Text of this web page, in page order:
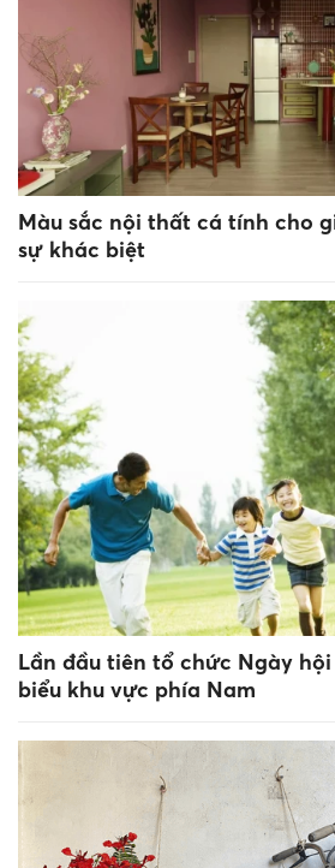
Màu sắc nội thất cá tính cho
sự khác biệt
Lần đầu tiên tổ chức Ngày
biểu khu vực phía Nam